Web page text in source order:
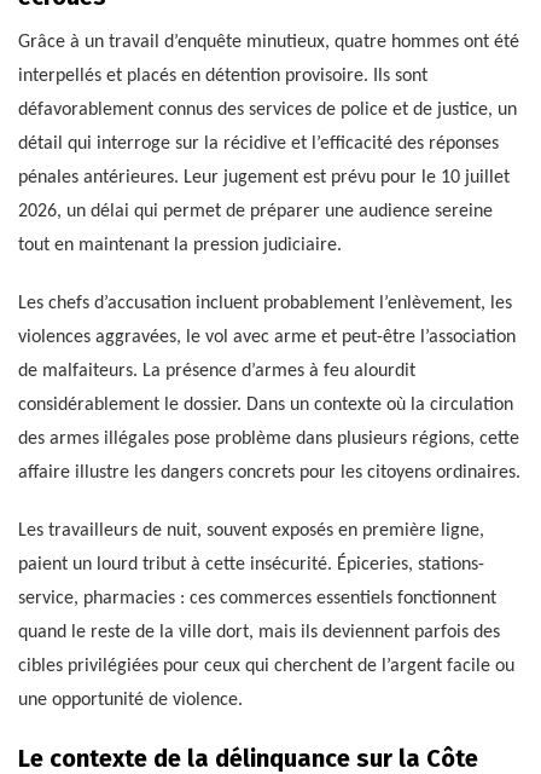
Grâce à un travail d’enquête minutieux, quatre hommes ont été
interpellés et placés en détention provisoire. Ils sont
défavorablement connus des services de police et de justice, un
détail qui interroge sur la récidive et l’efficacité des réponses
pénales antérieures. Leur jugement est prévu pour le 10 juillet
2026, un délai qui permet de préparer une audience sereine
tout en maintenant la pression judiciaire.
Les chefs d’accusation incluent probablement l’enlèvement, les
violences aggravées, le vol avec arme et peut-être l’association
de malfaiteurs. La présence d’armes à feu alourdit
considérablement le dossier. Dans un contexte où la circulation
des armes illégales pose problème dans plusieurs régions, cette
affaire illustre les dangers concrets pour les citoyens ordinaires.
Les travailleurs de nuit, souvent exposés en première ligne,
paient un lourd tribut à cette insécurité. Épiceries, stations-
service, pharmacies : ces commerces essentiels fonctionnent
quand le reste de la ville dort, mais ils deviennent parfois des
cibles privilégiées pour ceux qui cherchent de l’argent facile ou
une opportunité de violence.
Le contexte de la délinquance sur la Côte